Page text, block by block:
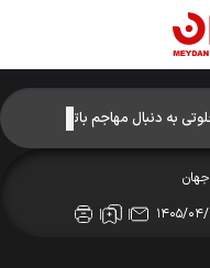
به دنبال مهاجم باتجربه
۰۴/۰۱